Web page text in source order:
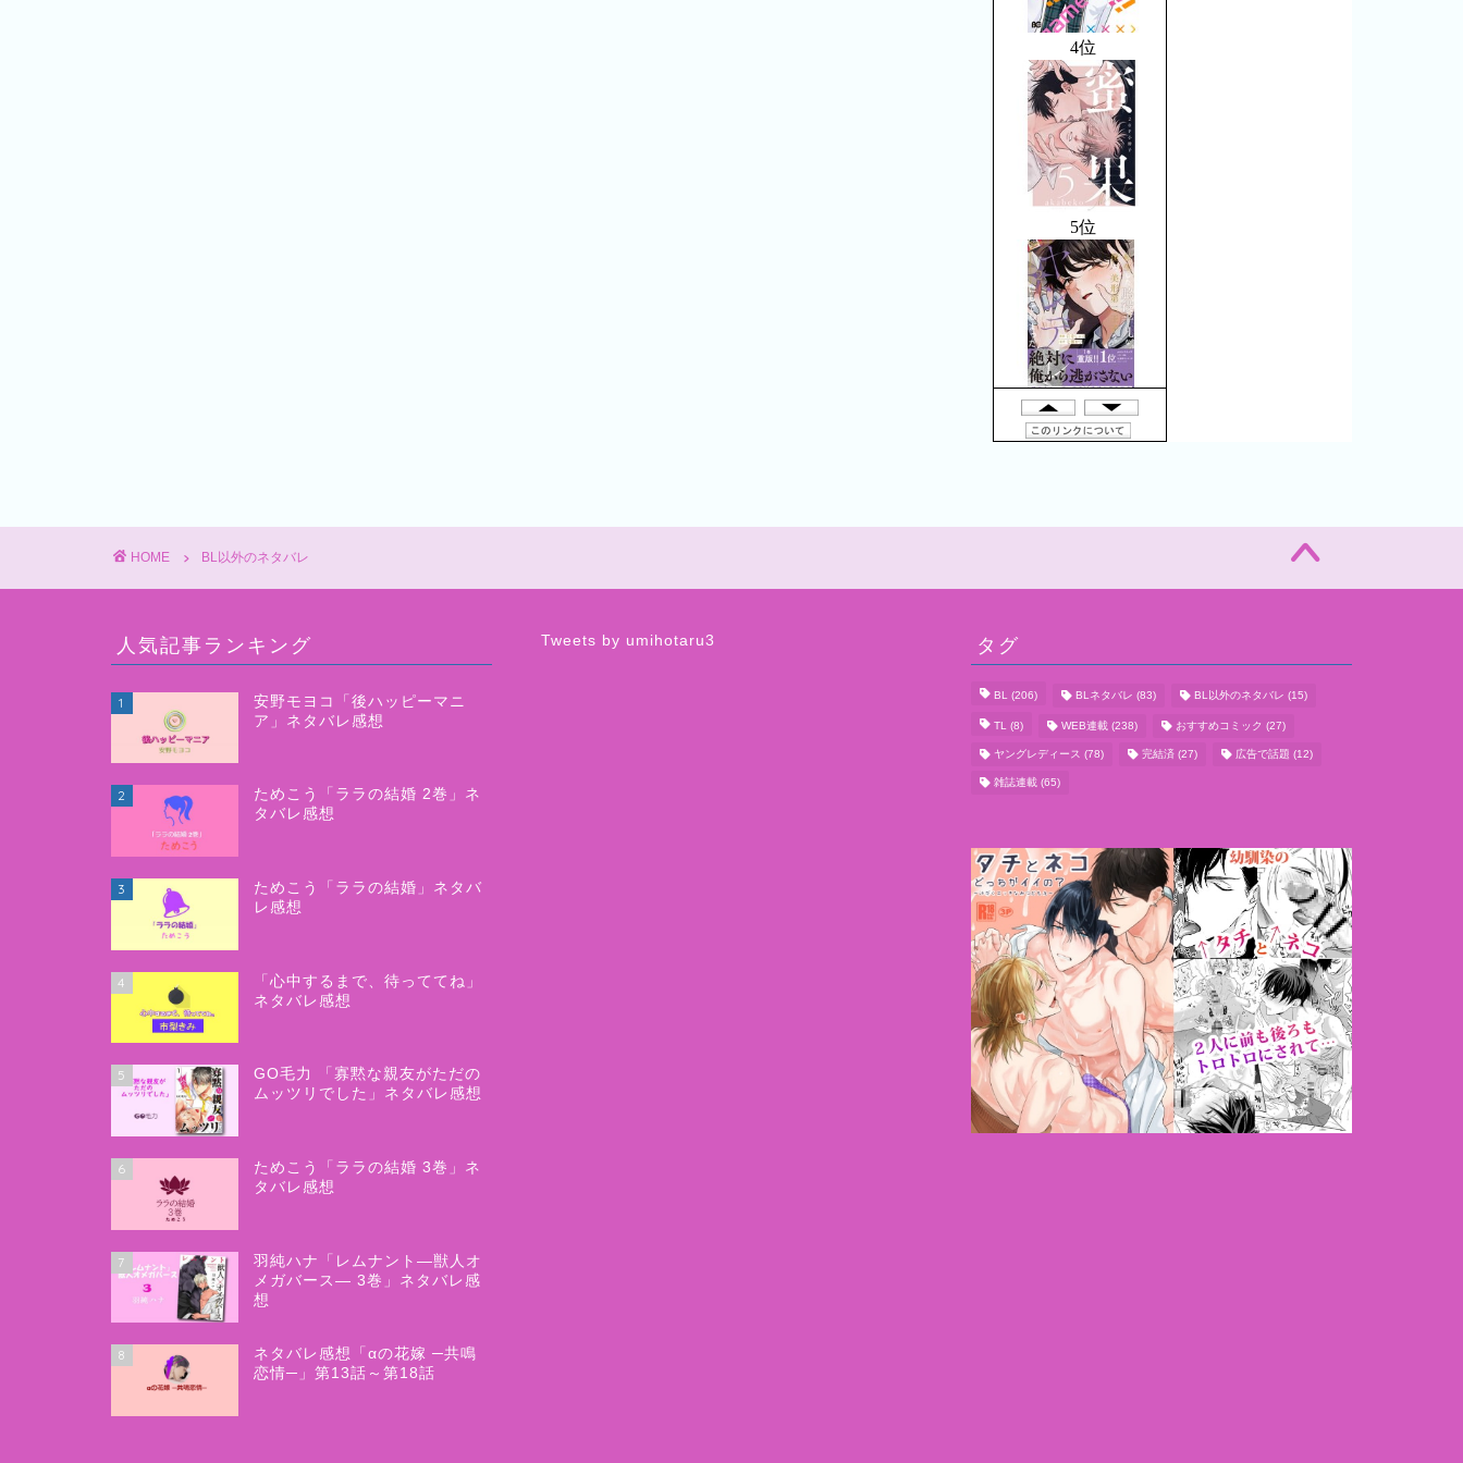
HOME BL以外のネタバレ
人気記事ランキング
1
安野モヨコ「後ハッピーマニ
ア」ネタバレ感想
2
ためこう「ララの結婚 2巻」ネ
タバレ感想
3
ためこう「ララの結婚」ネタバ
レ感想
4
「心中するまで、待っててね」
ネタバレ感想
5
GO毛力 「寡黙な親友がただの
ムッツリでした」ネタバレ感想
6
ためこう「ララの結婚 3巻」ネ
タバレ感想
7
羽純ハナ「レムナント―獣人オ
メガバース― 3巻」ネタバレ感
想
8
ネタバレ感想「αの花嫁 ─共鳴
恋情─」第13話～第18話
Tweets by umihotaru3 タグ
BL (206) BLネタバレ (83) BL以外のネタバレ (15)
TL (8) WEB連載 (238) おすすめコミック (27)
ヤングレディース (78) 完結済 (27) 広告で話題 (12)
雑誌連載 (65)